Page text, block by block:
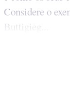
Considere o
Buttigieg...